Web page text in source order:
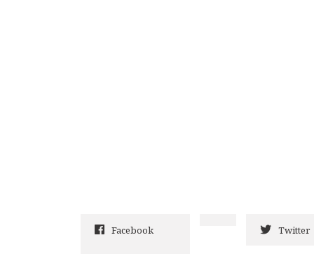
Facebook Twitter